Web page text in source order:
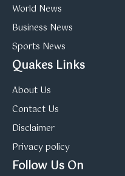
World News
Business News
Sports News
Quakes Links
About Us
Contact Us
Disclaimer
Privacy policy
Follow Us On